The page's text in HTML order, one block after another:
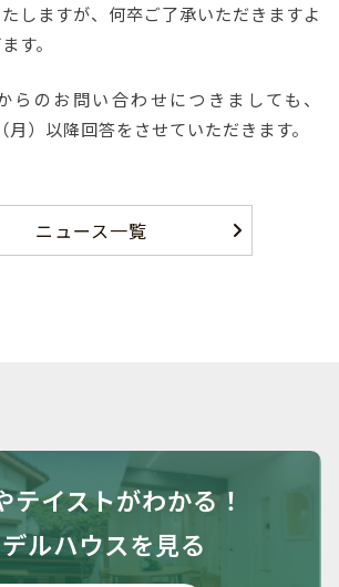
しますが、何卒ご了承いただきますよ
す。
のお問い合わせにつきましても、
）以降回答をさせていただきます。
ニュース一覧
テイストがわかる！
ルハウスを見る